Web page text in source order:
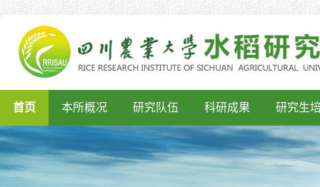
首页 本所概况 研究队伍 科研成果 研究生